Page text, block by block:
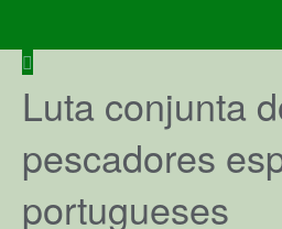
Galeria
Carp Adventure
Lago
Luta conjunta
pescadores
portugueses